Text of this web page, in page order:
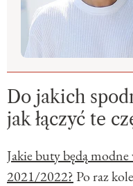
Do jakich
jak łączyć te
Jakie buty będą
2021/2022?Po raz